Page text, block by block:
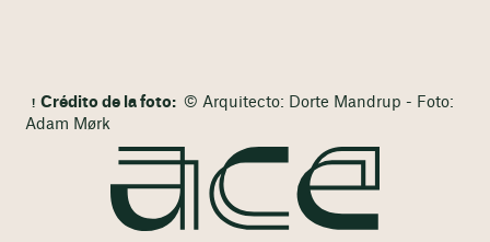
Crédito de la foto: © Arquitecto: Dorte Mandrup - Foto:
Adam Mørk